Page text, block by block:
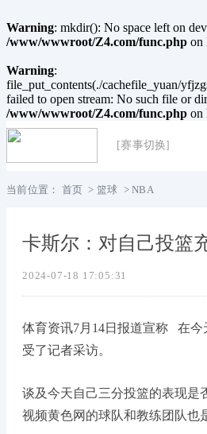
Warning: mkdir(): No space left on
/www/wwwroot/Z4.com/func.php on
Warning:
file_put_contents(./cachefile_yuan/
failed to open stream: No such file or
/www/wwwroot/Z4.com/func.php on
[赛事切换]
当前位置： 首页 > 篮球 >NBA
卡斯尔：对自己投篮
2024-07-18 17:05:31
体育资讯7月14日报道宣称 在今
受了记者采访。
谈及今天自己三分投篮的表现是
视频黄色网的球队和教练团队也